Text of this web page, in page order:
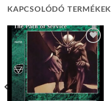
KAPCSOLÓDÓ TERMÉKEK
Add to
wishlist